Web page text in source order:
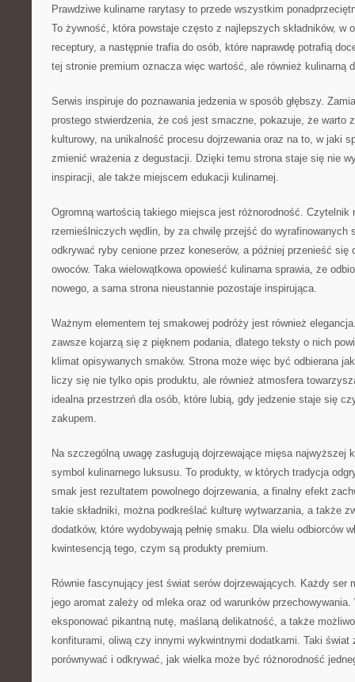
Prawdziwe kulinarne rarytasy to przede wszystkim
To żywność, która powstaje często z najlepszych składników, w
receptury, a następnie trafia do osób, które naprawdę potrafią
tej stronie premium oznacza więc wartość, ale również kulinarną
Serwis inspiruje do poznawania jedzenia w sposób głębszy.
prostego stwierdzenia, że coś jest smaczne, pokazuje, że warto
kulturowy, na unikalność procesu dojrzewania oraz na to, w jaki
zmienić wrażenia z degustacji. Dzięki temu strona staje się nie
inspiracji, ale także miejscem edukacji kulinarnej.
Ogromną wartością takiego miejsca jest różnorodność. Czytelnik
rzemieślniczych wędlin, by za chwilę przejść do wyrafinowanych
odkrywać ryby cenione przez koneserów, a później przenieść się
owoców. Taka wielowątkowa opowieść kulinarna sprawia, że
nowego, a sama strona nieustannie pozostaje inspirująca.
Ważnym elementem tej smakowej podróży jest również
zawsze kojarzą się z pięknem podania, dlatego teksty o nich
klimat opisywanych smaków. Strona może więc być odbierana
liczy się nie tylko opis produktu, ale również atmosfera
idealna przestrzeń dla osób, które lubią, gdy jedzenie staje się
zakupem.
Na szczególną uwagę zasługują dojrzewające mięsa najwyższej
symbol kulinarnego luksusu. To produkty, w których tradycja
smak jest rezultatem powolnego dojrzewania, a finalny efekt
takie składniki, można podkreślać kulturę wytwarzania, a także
dodatków, które wydobywają pełnię smaku. Dla wielu odbiorców
kwintesencją tego, czym są produkty premium.
Równie fascynujący jest świat serów dojrzewających. Każdy ser
jego aromat zależy od mleka oraz od warunków
eksponować pikantną nutę, maślaną delikatność, a także
konfiturami, oliwą czy innymi wykwintnymi dodatkami. Taki świat
porównywać i odkrywać, jak wielka może być różnorodność